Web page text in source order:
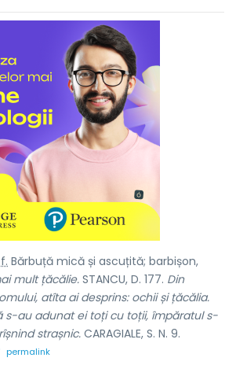
Bărbuță mică și ascuțită; barbișon,
mult țăcălie. STANCU, D. 177. Din
atîta ai desprins: ochii și țăcălia.
s-au adunat ei toți cu toții, împăratul s-
strașnic. CARAGIALE, S. N. 9.
permalink